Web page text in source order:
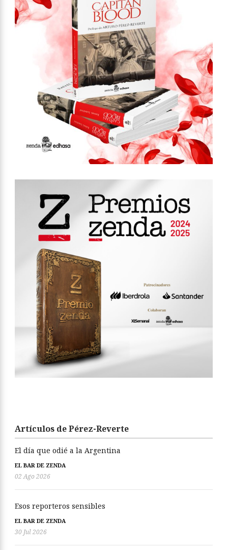
Artículos de Pérez-Reverte
El día que odié a la Argentina
EL BAR DE ZENDA
02 Ago 2026
Esos reporteros sensibles
EL BAR DE ZENDA
30 Jul 2026